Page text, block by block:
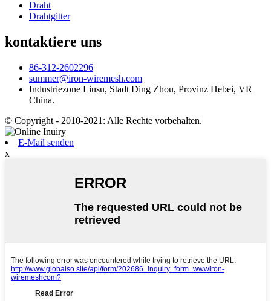
Draht
Drahtgitter
kontaktiere uns
86-312-2602296
summer@iron-wiremesh.com
Industriezone Liusu, Stadt Ding Zhou, Provinz Hebei, VR
China.
© Copyright - 2010-2021: Alle Rechte vorbehalten.
E-Mail senden
x